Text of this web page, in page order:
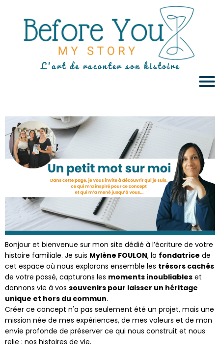
L'art de raconter son histoire
Bonjour et bienvenue sur mon site dédié à l’écriture de votre
histoire familiale. Je suis Mylène FOULON, la fondatrice de
cet espace où nous explorons ensemble les trésors cachés
de votre passé, capturons les moments inoubliables et
donnons vie à vos souvenirs pour laisser un héritage
unique et hors du commun.
Créer ce concept n'a pas seulement été un projet, mais une
mission née de mes expériences, de mes valeurs et de mon
envie profonde de préserver ce qui nous construit et nous
relie : nos histoires de vie.